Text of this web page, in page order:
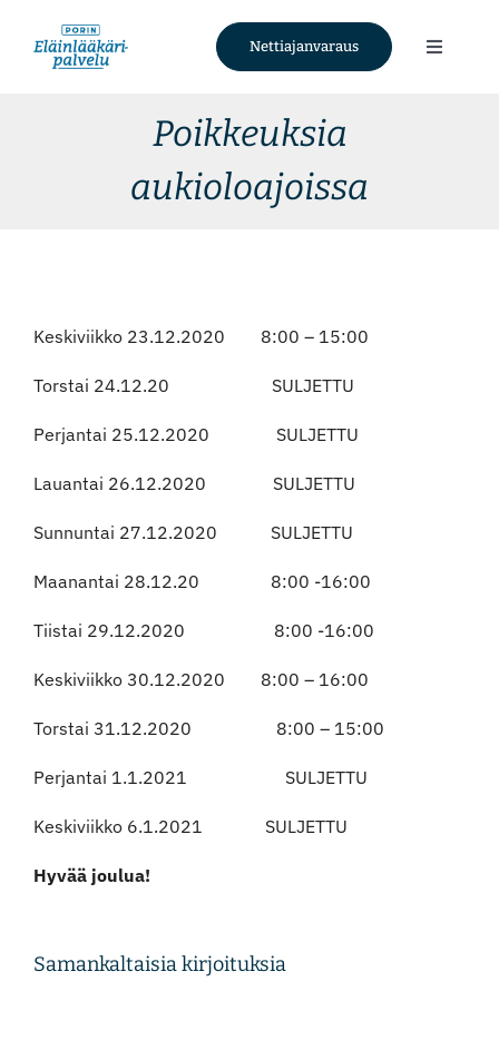
content
Nettiajanvaraus
Toggle
Tietoa meistä
Yhteystiedot
Nettiajanvaraus
Facebook
Instagram
Poikkeuksia
aukioloajoissa
Keskiviikko 23.12.2020 8:00 – 15:00
Torstai 24.12.20 SULJETTU
Perjantai 25.12.2020 SULJETTU
Lauantai 26.12.2020 SULJETTU
Sunnuntai 27.12.2020 SULJETTU
Maanantai 28.12.20 8:00 -16:00
Tiistai 29.12.2020 8:00 -16:00
Keskiviikko 30.12.2020 8:00 – 16:00
Torstai 31.12.2020 8:00 – 15:00
Perjantai 1.1.2021 SULJETTU
Keskiviikko 6.1.2021 SULJETTU
Hyvää joulua!
Samankaltaisia kirjoituksia